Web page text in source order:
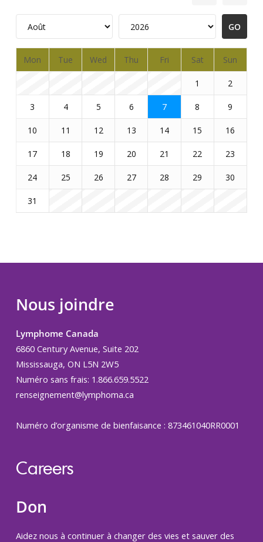
Mon Tue Wed Thu Fri Sat Sun
1 2
3 4 5 6 7 8 9
10 11 12 13 14 15 16
17 18 19 20 21 22 23
24 25 26 27 28 29 30
31
Nous joindre
Lymphome Canada
6860 Century Avenue, Suite 202
Mississauga, ON L5N 2W5
Numéro sans frais: 1.866.659.5522
renseignement@lymphoma.ca
Numéro d’organisme de bienfaisance : 873461040RR0001
Careers
Don
Aidez nous à continuer à changer des vies et sauver des